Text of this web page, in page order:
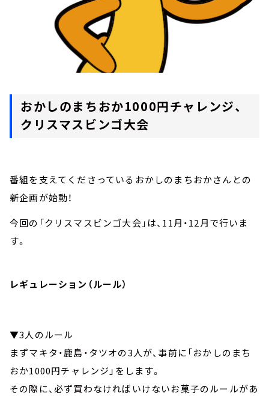
おかしのまちおか1000円チャレンジ、
クリスマスビンゴ大会
番組を支えてくださっているおかしのまちおかさんとの
新企画が始動！
今回の「クリスマスビンゴ大会」は、11月・12月で行いま
す。
レギュレーション（ルール）
▼3人のルール
まずマキタ・鹿島・タツオの3人が、事前に「おかしのまち
おか1000円チャレンジ」をします。
その際に、必ず買わなければいけないお菓子のルールがあ